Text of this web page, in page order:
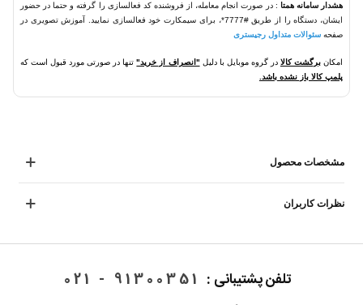
هشدار سامانه همتا : در صورت انجام معامله، از فروشنده کد فعالسازی را گرفته و حتما در حضور
ایشان، دستگاه را از طریق #7777*، برای سیمکارت خود فعالسازی نمایید. آموزش تصویری در
صفحه سئوالات متداول رجیستری
امکانبرگشت کالا در گروه موبایل با دلیل "انصراف از خرید"تنها در صورتی مورد قبول است که
پلمپ کالا باز نشده باشد.
مشخصات محصول
نظرات کاربران
تلفن پشتیبانی : 91300351 - 021